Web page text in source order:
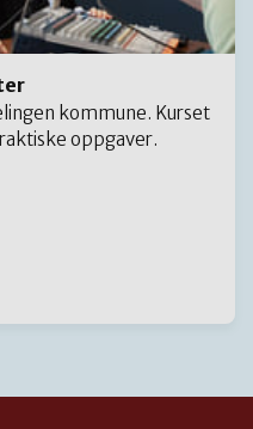
kommune. Kurset
oppgaver.